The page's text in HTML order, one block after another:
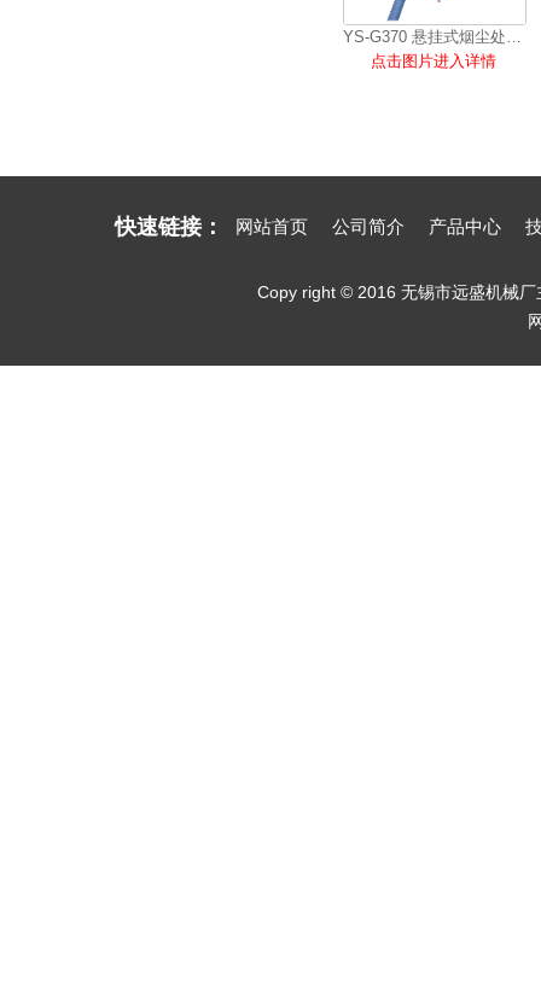
YS-G370 悬挂式烟尘处理机
点击图片进入详情
快速链接： 网站首页 公司简介 产品中心
Copy right © 2016 无锡市远盛机械